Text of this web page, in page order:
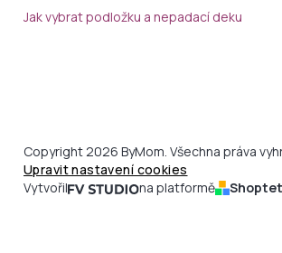
Jak vybrat podložku a nepadací deku
Copyright 2026 ByMom. Všechna práva
Upravit nastavení cookies
Vytvořil
na platformě Shoptet